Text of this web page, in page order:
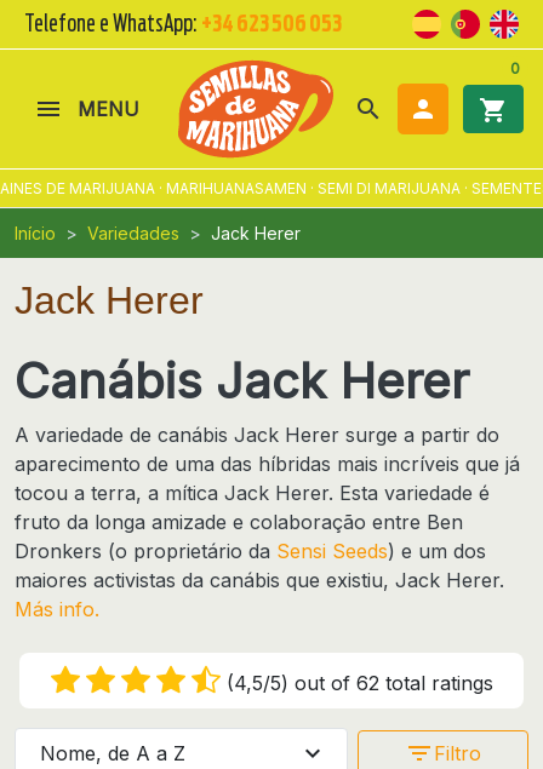
Telefone e WhatsApp: +34 623 506 053
MENU search  shopping_cart
0
MARIJUANA · MARIHUANASAMEN · SEMI DI MARIJUANA · SEMENTES
Início Variedades Jack Herer
Jack Herer
Canábis Jack Herer
A variedade de canábis Jack Herer surge a partir do
aparecimento de uma das híbridas mais incríveis que já
tocou a terra, a mítica Jack Herer. Esta variedade é
fruto da longa amizade e colaboração entre Ben
Dronkers (o proprietário da Sensi Seeds) e um dos
maiores activistas da canábis que existiu, Jack Herer.
Más info.
(4,5/5) out of 62 total ratings
Nome, de A a Z expand_more filter_list Filtro